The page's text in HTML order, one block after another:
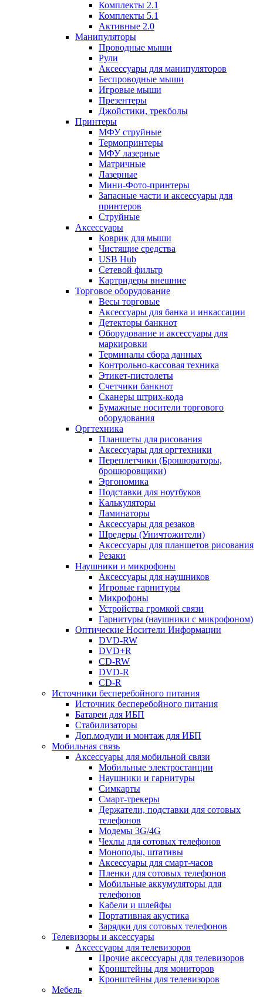
Комплекты 2.1
Комплекты 5.1
Активные 2.0
Манипуляторы
Проводные мыши
Рули
Аксессуары для манипуляторов
Беспроводные мыши
Игровые мыши
Презентеры
Джойстики, трекболы
Принтеры
МФУ струйные
Термопринтеры
МФУ лазерные
Матричные
Лазерные
Мини-Фото-принтеры
Запасные части и аксессуары для
принтеров
Струйные
Аксессуары
Коврик для мыши
Чистящие средства
USB Hub
Сетевой фильтр
Картридеры внешние
Торговое оборудование
Весы торговые
Аксессуары для банка и инкассации
Детекторы банкнот
Оборудование и аксессуары для
маркировки
Терминалы сбора данных
Контрольно-кассовая техника
Этикет-пистолеты
Счетчики банкнот
Сканеры штрих-кода
Бумажные носители торгового
оборудования
Оргтехника
Планшеты для рисования
Аксессуары для оргтехники
Переплетчики (Брошюраторы,
брошюровщики)
Эргономика
Подставки для ноутбуков
Калькуляторы
Ламинаторы
Аксессуары для резаков
Шредеры (Уничтожители)
Аксессуары для планшетов рисования
Резаки
Наушники и микрофоны
Аксессуары для наушников
Игровые гарнитуры
Микрофоны
Устройства громкой связи
Гарнитуры (наушники с микрофоном)
Оптические Носители Информации
DVD-RW
DVD+R
CD-RW
DVD-R
CD-R
Источники бесперебойного питания
Источник бесперебойного питания
Батареи для ИБП
Стабилизаторы
Доп.модули и монтаж для ИБП
Мобильная связь
Аксессуары для мобильной связи
Мобильные электростанции
Наушники и гарнитуры
Симкарты
Смарт-трекеры
Держатели, подставки для сотовых
телефонов
Модемы 3G/4G
Чехлы для сотовых телефонов
Моноподы, штативы
Аксессуары для смарт-часов
Пленки для сотовых телефонов
Мобильные аккумуляторы для
телефонов
Кабели и шлейфы
Портативная акустика
Зарядки для сотовых телефонов
Телевизоры и аксессуары
Аксессуары для телевизоров
Прочие аксессуары для телевизоров
Кронштейны для мониторов
Кронштейны для телевизоров
Мебель